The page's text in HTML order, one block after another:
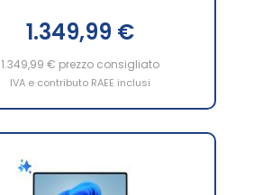
1.349,99 €
1.349,99 € prezzo consigliato
IVA e contributo RAEE inclusi